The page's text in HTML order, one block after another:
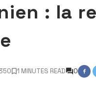
: la
1 MINUTES READ 0